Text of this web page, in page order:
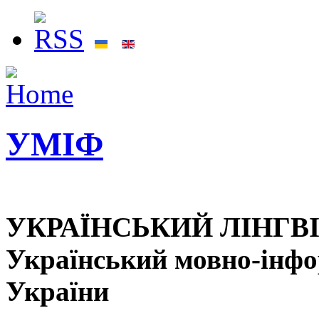
УМІФ
УКРАЇНСЬКИЙ
Український мовно-
України